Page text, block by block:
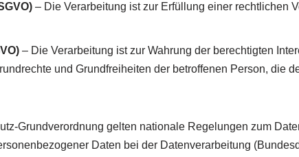
– Die Verarbeitung ist zur Erfüllung einer rechtlichen
– Die Verarbeitung ist zur Wahrung der berechtigten
und Grundfreiheiten der betroffenen Person, die
Grundverordnung gelten nationale Regelungen zum
Daten bei der Datenverarbeitung